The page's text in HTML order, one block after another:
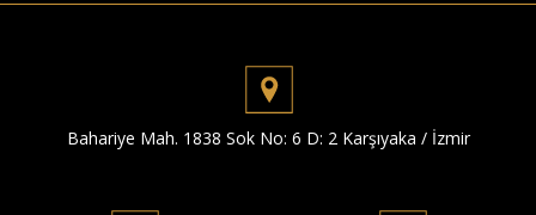
Bahariye Mah. 1838 Sok No: 6 D: 2 Karşıyaka / İzmir